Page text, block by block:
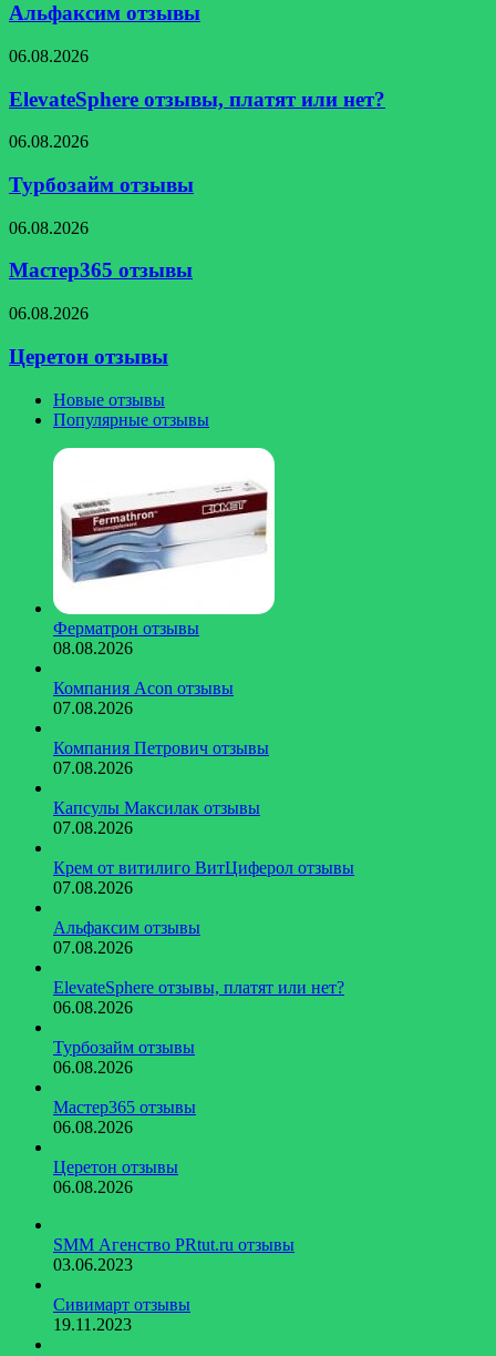
Альфаксим отзывы
ElevateSphere
платят
или
нет?
06.08.2026
ElevateSphere отзывы, платят или нет?
Турбозайм
06.08.2026
Турбозайм отзывы
Мастер365
06.08.2026
Мастер365 отзывы
Церетон
06.08.2026
Церетон отзывы
Новые отзывы
Популярные отзывы
Ферматрон отзывы
08.08.2026
Компания Acon отзывы
07.08.2026
Компания Петрович отзывы
07.08.2026
Капсулы Максилак отзывы
07.08.2026
Крем от витилиго ВитЦиферол отзывы
07.08.2026
Альфаксим отзывы
07.08.2026
ElevateSphere отзывы, платят или нет?
06.08.2026
Турбозайм отзывы
06.08.2026
Мастер365 отзывы
06.08.2026
Церетон отзывы
06.08.2026
SMM Агенство PRtut.ru отзывы
03.06.2023
Сивимарт отзывы
19.11.2023